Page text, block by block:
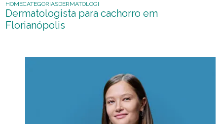
HOMECATEGORIASDERMATOLOGISTA PARA CACHORRO EM FLORIANÓPOLIS
Dermatologista para cachorro em
Florianópolis